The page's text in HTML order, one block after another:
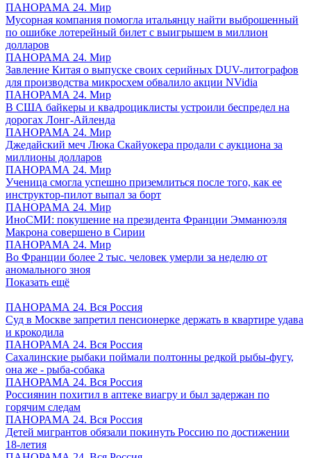
ПАНОРАМА 24. Мир
Мусорная компания помогла итальянцу найти выброшенный
по ошибке лотерейный билет с выигрышем в миллион
долларов
ПАНОРАМА 24. Мир
Завление Китая о выпуске своих серийных DUV-литографов
для производства микросхем обвалило акции NVidia
ПАНОРАМА 24. Мир
В США байкеры и квадроциклисты устроили беспредел на
дорогах Лонг-Айленда
ПАНОРАМА 24. Мир
Джедайский меч Люка Скайуокера продали с аукциона за
миллионы долларов
ПАНОРАМА 24. Мир
Ученица смогла успешно приземлиться после того, как ее
инструктор-пилот выпал за борт
ПАНОРАМА 24. Мир
ИноСМИ: покушение на президента Франции Эмманюэля
Макрона совершено в Сирии
ПАНОРАМА 24. Мир
Во Франции более 2 тыс. человек умерли за неделю от
аномального зноя
Показать ещё
ПАНОРАМА 24. Вся Россия
Суд в Москве запретил пенсионерке держать в квартире удава
и крокодила
ПАНОРАМА 24. Вся Россия
Сахалинские рыбаки поймали полтонны редкой рыбы-фугу,
она же - рыба-собака
ПАНОРАМА 24. Вся Россия
Россиянин похитил в аптеке виагру и был задержан по
горячим следам
ПАНОРАМА 24. Вся Россия
Детей мигрантов обязали покинуть Россию по достижении
18-летия